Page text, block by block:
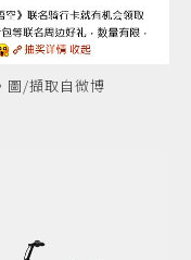
圖/擷取自微博